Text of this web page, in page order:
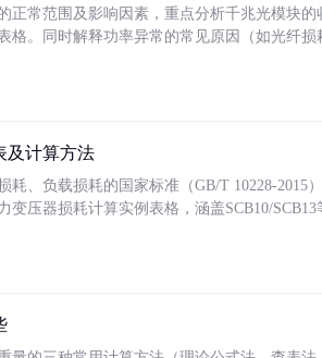
正常范围及影响因素，重点分析千兆光模块
格。同时解释功率异常的常见原因（如光纤
及计算方法
耗、负载损耗的国家标准（GB/T 10228-2015
变压器损耗计算实例表格，涵盖SCB10/